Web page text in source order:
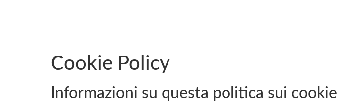
Cookie Policy
Informazioni su questa politica sui cookie